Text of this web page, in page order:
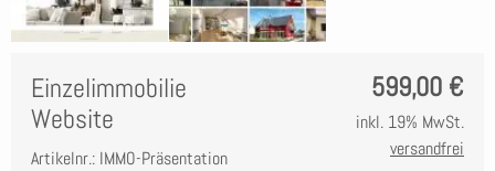
599,00 €
Einzelimmobilie
Website
Artikelnr.: IMMO-Präsentation
inkl. 19% MwSt.
versandfrei